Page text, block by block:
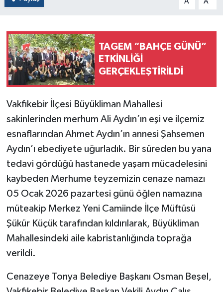
TAGEM “BAHÇE GÜNÜ”
ETKİNLİĞİ
GERÇEKLEŞTİRİLDİ
Vakfıkebir İlçesi Büyükliman Mahallesi
sakinlerinden merhum Ali Aydın’ın eşi ve ilçemiz
esnaflarından Ahmet Aydın’ın annesi Şahsemen
Aydın’ı ebediyete uğurladık. Bir süreden bu yana
tedavi gördüğü hastanede yaşam mücadelesini
kaybeden Merhume teyzemizin cenaze namazı
05 Ocak 2026 pazartesi günü öğlen namazına
müteakip Merkez Yeni Camiinde İlçe Müftüsü
Şükür Küçük tarafından kıldırılarak, Büyükliman
Mahallesindeki aile kabristanlığında toprağa
verildi.
Cenazeye Tonya Belediye Başkanı Osman Beşel,